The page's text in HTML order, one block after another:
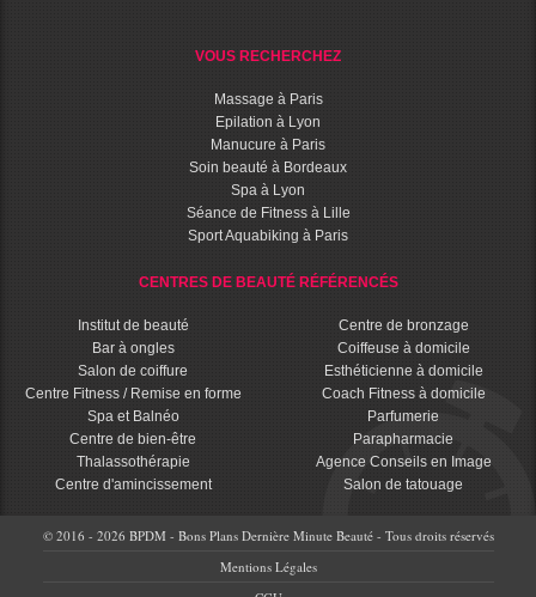
VOUS RECHERCHEZ
Massage à Paris
Epilation à Lyon
Manucure à Paris
Soin beauté à Bordeaux
Spa à Lyon
Séance de Fitness à Lille
Sport Aquabiking à Paris
CENTRES DE BEAUTÉ RÉFÉRENCÉS
Institut de beauté
Bar à ongles
Salon de coiffure
Centre Fitness / Remise en forme
Spa et Balnéo
Centre de bien-être
Thalassothérapie
Centre d'amincissement
Centre de bronzage
Coiffeuse à domicile
Esthéticienne à domicile
Coach Fitness à domicile
Parfumerie
Parapharmacie
Agence Conseils en Image
Salon de tatouage
© 2016 - 2026 BPDM - Bons Plans Dernière Minute Beauté - Tous droits réservés
Mentions Légales